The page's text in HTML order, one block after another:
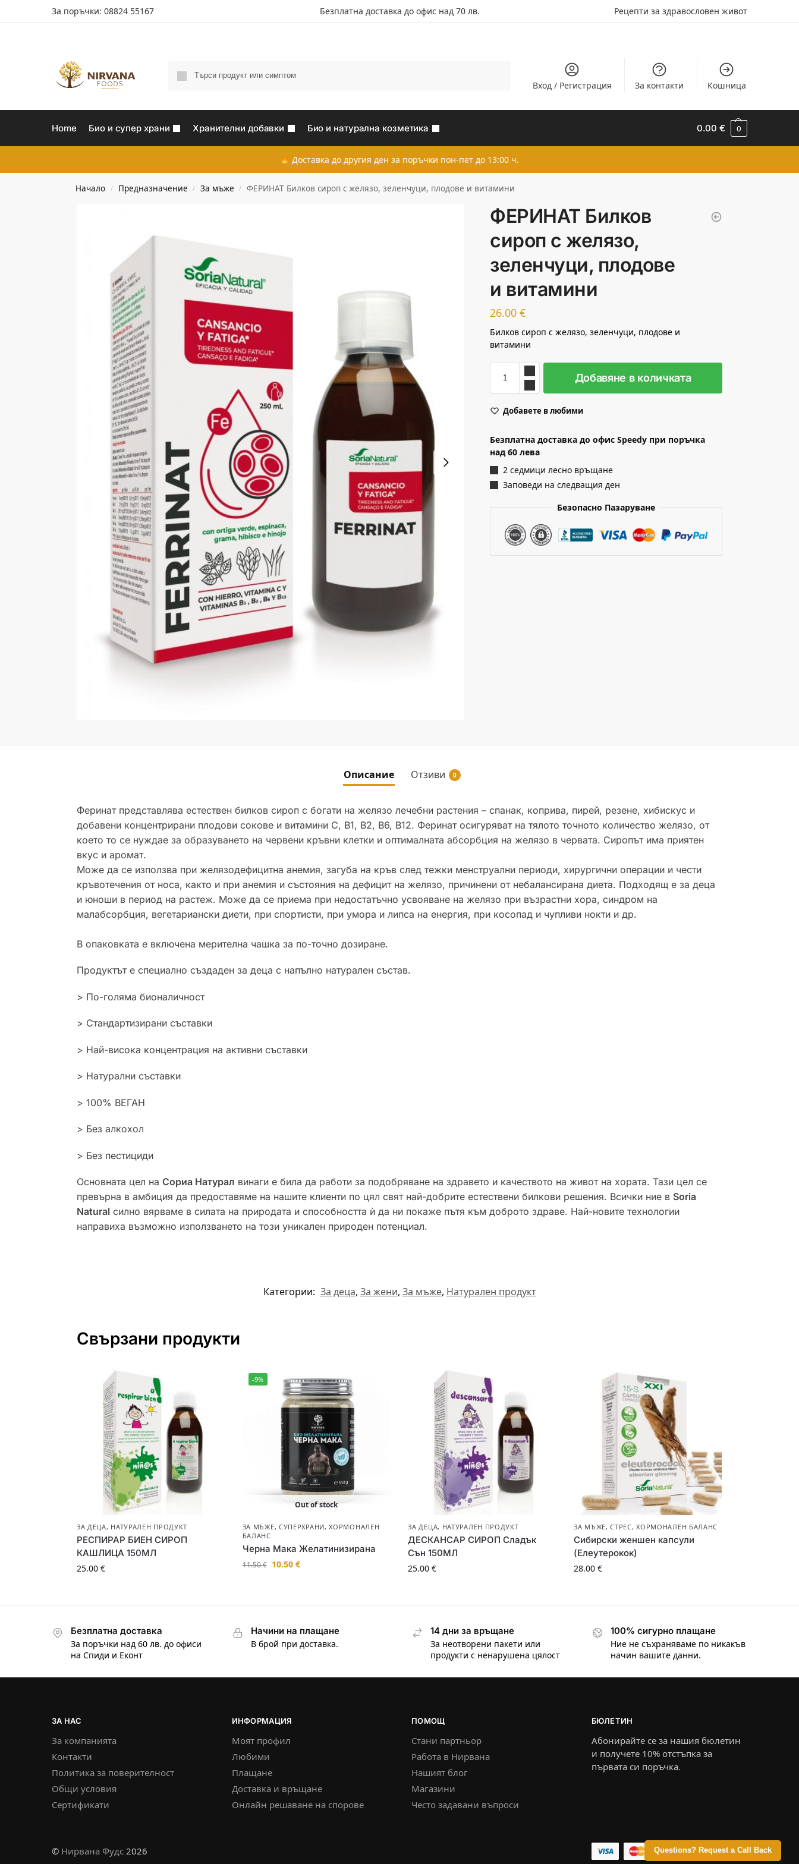
За поръчки: 08824 55167 Безплатна доставка до офис над 70 лв. Рецепти за здравословен живот
Вход / Регистрация За контакти Кошница
Home Био и супер храни Хранителни добавки Био и натурална козметика 0.00€ 0
Доставка до другия ден за поръчки пон-пет до 13:00 ч.
Начало / Предназначение / За мъже / ФЕРИНАТ Билков сироп с желязо, зеленчуци, плодове и витамини
ФЕРИНАТ Билков
сироп с желязо,
зеленчуци, плодове
и витамини
26.00€
Билков сироп с желязо, зеленчуци, плодове и
витамини
Добавяне в количката
Добавете в любими
Безплатна доставка до офис Speedy при поръчка
над 60 лева
2 седмици лесно връщане
Заповеди на следващия ден
Безопасно Пазаруване
Questions? Request a Call Back
Описание Отзиви 0
Феринат представлява естествен билков сироп с богати на желязо лечебни растения – спанак, коприва, пирей, резене, хибискус и
добавени концентрирани плодови сокове и витамини C, B1, B2, B6, B12. Феринат осигуряват на тялото точното количество желязо, от
което то се нуждае за образуването на червени кръвни клетки и оптималната абсорбция на желязо в червата. Сиропът има приятен
вкус и аромат.
Може да се използва при желязодефицитна анемия, загуба на кръв след тежки менструални периоди, хирургични операции и чести
кръвотечения от носа, както и при анемия и състояния на дефицит на желязо, причинени от небалансирана диета. Подходящ е за деца
и юноши в период на растеж. Може да се приема при недостатъчно усвояване на желязо при възрастни хора, синдром на
малабсорбция, вегетариански диети, при спортисти, при умора и липса на енергия, при косопад и чупливи нокти и др.
В опаковката е включена мерителна чашка за по-точно дозиране.
Продуктът е специално създаден за деца с напълно натурален състав.
> По-голяма бионаличност
> Стандартизирани съставки
> Най-висока концентрация на активни съставки
> Натурални съставки
> 100% ВЕГАН
> Без алкохол
> Без пестициди
Основната цел на Сориа Натурал винаги е била да работи за подобряване на здравето и качеството на живот на хората. Тази цел се
превърна в амбиция да предоставяме на нашите клиенти по цял свят най-добрите естествени билкови решения. Всички ние в Soria
Natural силно вярваме в силата на природата и способността ѝ да ни покаже пътя към доброто здраве. Най-новите технологии
направиха възможно използването на този уникален природен потенциал.
Категории: За деца, За жени, За мъже, Натурален продукт
Свързани продукти
ЗА ДЕЦА, НАТУРАЛЕН ПРОДУКТ
РЕСПИРАР БИЕН СИРОП
КАШЛИЦА 150МЛ
25.00 €
-9%
Out of stock
ЗА МЪЖЕ, СУПЕРХРАНИ,ХОРМОНАЛЕН
БАЛАНС
Черна Мака Желатинизирана
11.50€ 10.50 €
ЗА ДЕЦА, НАТУРАЛЕН ПРОДУКТ
ДЕСКАНСАР СИРОП Сладък
Сън 150МЛ
25.00€
ЗА МЪЖЕ,СТРЕС,ХОРМОНАЛЕН БАЛАНС
Сибирски женшен капсули
(Елеутерокок)
28.00€
Безплатна доставка
За поръчки над 60 лв. до офиси
на Спиди и Еконт
Начини на плащане
В брой при доставка.
14 дни за връщане
За неотворени пакети или
продукти с ненарушена цялост
100% сигурно плащане
Ние не съхраняваме по никакъв
начин вашите данни.
ЗА НАС
За компанията
Контакти
Политика за поверителност
Общи условия
Сертификати
ИНФОРМАЦИЯ
Моят профил
Любими
Плащане
Доставка и връщане
Онлайн решаване на спорове
ПОМОЩ
Стани партньор
Работа в Нирвана
Нашият блог
Магазини
Често задавани въпроси
БЮЛЕТИН
Абонирайте се за нашия бюлетин
и получете 10% отстъпка за
първата си поръчка.
© Нирвана Фудс 2026